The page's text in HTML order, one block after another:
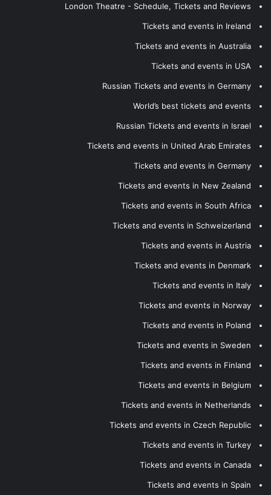
London Theatre - Schedule, Tickets and Reviews
Tickets and events in Ireland
Tickets and events in Australia
Tickets and events in USA
Russian Tickets and events in Germany
World’s best tickets and events
Russian Tickets and events in Israel
Tickets and events in United Arab Emirates
Tickets and events in Germany
Tickets and events in New Zealand
Tickets and events in South Africa
Tickets and events in Schweizerland
Tickets and events in Austria
Tickets and events in Denmark
Tickets and events in Italy
Tickets and events in Norway
Tickets and events in Poland
Tickets and events in Sweden
Tickets and events in Finland
Tickets and events in Belgium
Tickets and events in Netherlands
Tickets and events in Czech Republic
Tickets and events in Turkey
Tickets and events in Canada
Tickets and events in Spain